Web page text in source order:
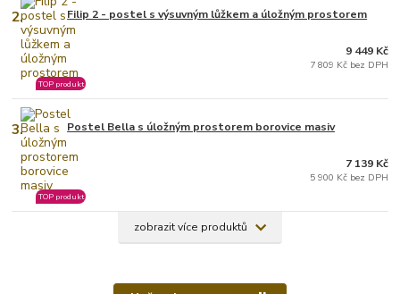
2. Filip 2 - postel s výsuvným lůžkem a úložným prostorem
TOP produkt
9 449 Kč
7 809 Kč bez DPH
3. Postel Bella s úložným prostorem borovice masiv
TOP produkt
7 139 Kč
5 900 Kč bez DPH
zobrazit více produktů